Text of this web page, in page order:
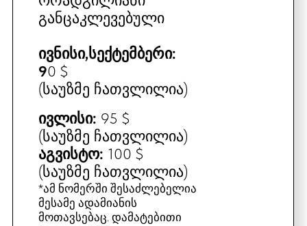
დაჯავშნეთ
აგვისტო:100 $
(საუზმე ჩათვლილია)
*ამ ნომერში შესაძლებელია მესამე
ადგილი+15$
(საუზმე ჩათვლილია)